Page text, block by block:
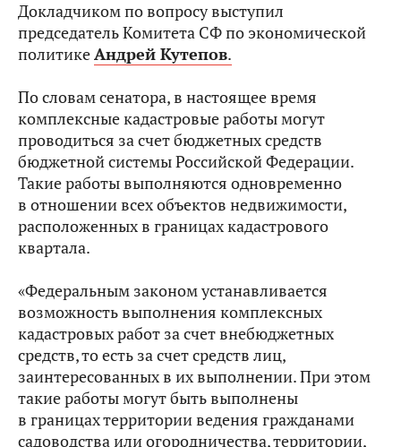
Докладчиком по вопросу выступил
председатель Комитета СФ по экономической
политикеАндрей Кутепов.
По словам сенатора, в настоящее время
комплексные кадастровые работы могут
проводиться за счет бюджетных средств
бюджетной системы Российской Федерации.
Такие работы выполняются одновременно
в отношении всех объектов недвижимости,
расположенных в границах кадастрового
квартала.
«Федеральным законом устанавливается
возможность выполнения комплексных
кадастровых работ за счет внебюджетных
средств, то есть за счет средств лиц,
заинтересованных в их выполнении. При этом
такие работы могут быть выполнены
в границах территории ведения гражданами
садоводства или огородничества, территории,